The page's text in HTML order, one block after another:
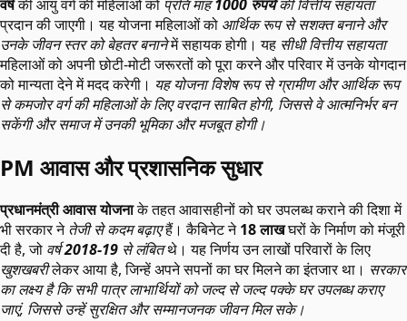
वर्षकी आयु वर्ग की महिलाओं को प्रति माह1000 रुपयेकी वित्तीय सहायता
प्रदान की जाएगी। यह योजना महिलाओं को आर्थिक रूप से सशक्त बनाने और
उनके जीवन स्तर को बेहतर बनानेमें सहायक होगी। यह सीधी वित्तीय सहायता
महिलाओं को अपनी छोटी-मोटी जरूरतों को पूरा करने और परिवार में उनके योगदान
को मान्यता देने में मदद करेगी। यह योजना विशेष रूप से ग्रामीण और आर्थिक रूप
से कमजोर वर्ग की महिलाओं के लिए वरदान साबित होगी, जिससे वे आत्मनिर्भर बन
सकेंगी और समाज में उनकी भूमिका और मजबूत होगी।
PM आवास और प्रशासनिक सुधार
प्रधानमंत्री आवास योजनाके तहत आवासहीनों को घर उपलब्ध कराने की दिशा में
भी सरकार नेतेजी से कदम बढ़ाएहैं। कैबिनेट ने18 लाखघरों के निर्माण को मंजूरी
दी है, जो वर्ष2018-19 से लंबितथे। यह निर्णय उन लाखों परिवारों के लिए
खुशखबरीलेकर आया है, जिन्हें अपने सपनों का घर मिलने का इंतजार था। सरकार
का लक्ष्य है कि सभी पात्र लाभार्थियों को जल्द से जल्द पक्के घर उपलब्ध कराए
जाएं, जिससे उन्हें सुरक्षित और सम्मानजनक जीवन मिल सके।